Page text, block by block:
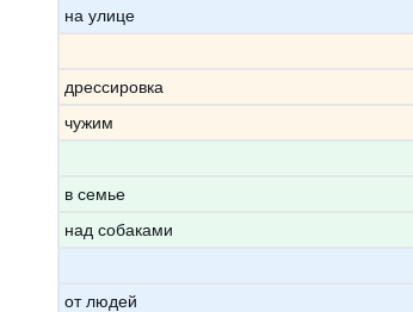
на улице
дрессировка
чужим
в семье
над собаками
от людей